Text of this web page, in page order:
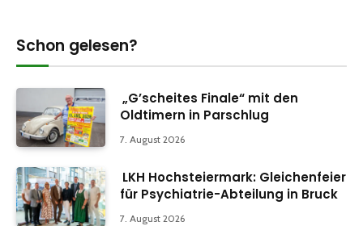
Schon gelesen?
„G’scheites Finale“ mit den
Oldtimern in Parschlug
7. August 2026
LKH Hochsteiermark: Gleichenfeier
für Psychiatrie-Abteilung in Bruck
7. August 2026